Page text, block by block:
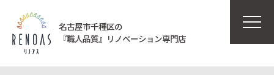
名古屋市千種区の
『職人品質』リノベーション専門店